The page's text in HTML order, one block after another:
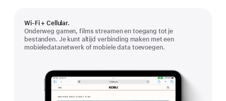
Wi‑Fi + Cellular.
Onderweg gamen, films streamen en toegang tot je
bestanden. Je kunt altijd verbinding maken met een
mobieledatanetwerk of mobiele data toevoegen.